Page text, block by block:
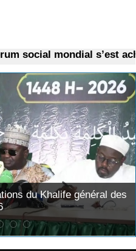
mondial s’est achevé
du Khalife général des